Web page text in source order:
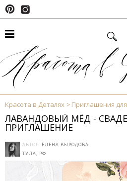
Красота в Деталях Приглашения
ЛАВАНДОВЫЙ МЁД -
ПРИГЛАШЕНИЕ
АВТОР: ЕЛЕНА ВЫРОДОВА
ТУЛА, РФ